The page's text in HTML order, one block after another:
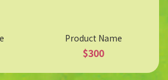
Product Name
$300